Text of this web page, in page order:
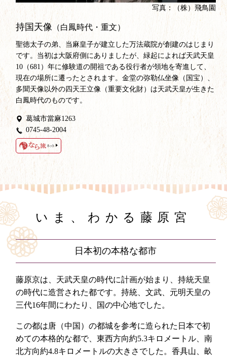
写真：（株）飛鳥園
持国天像 （白鳳時代・重文）
聖徳太子の弟、当麻皇子が建立した万法蔵院が創建のはじまり
です。当初は大阪府側にありましたが、緑起によれば天武天皇
10（681）年に修験道の開祖である役行者が領地を寄進して、
現在の場所に遷ったとされます。金堂の弥勒仏坐像（国宝）、
多聞天像以外の四天王立像（重要文化財）は天武天皇が生きた
白鳳時代のものです。
葛城市當麻1263
0745-48-2004
いま、わかる藤原宮
日本初の本格な都市
藤原京は、天武天皇の時代に計画が始まり、持統天皇
の時代に造営された都です。持統、文武、元明天皇の
三代16年間にわたり、国の中心地でした。
この都は唐（中国）の都城を参考に造られた日本で初
めての本格的な都で、東西方向約5.3キロメートル、南
北方向約4.8キロメートルの大きさでした。香具山、畝